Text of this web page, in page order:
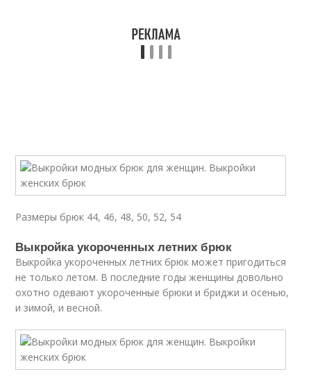
Размеры брюк 44, 46, 48, 50, 52, 54
Выкройка укороченных летних брюк
Выкройка укороченных летних брюк может пригодиться
не только летом. В последние годы женщины довольно
охотно одевают укороченные брюки и бриджи и осенью,
и зимой, и весной.